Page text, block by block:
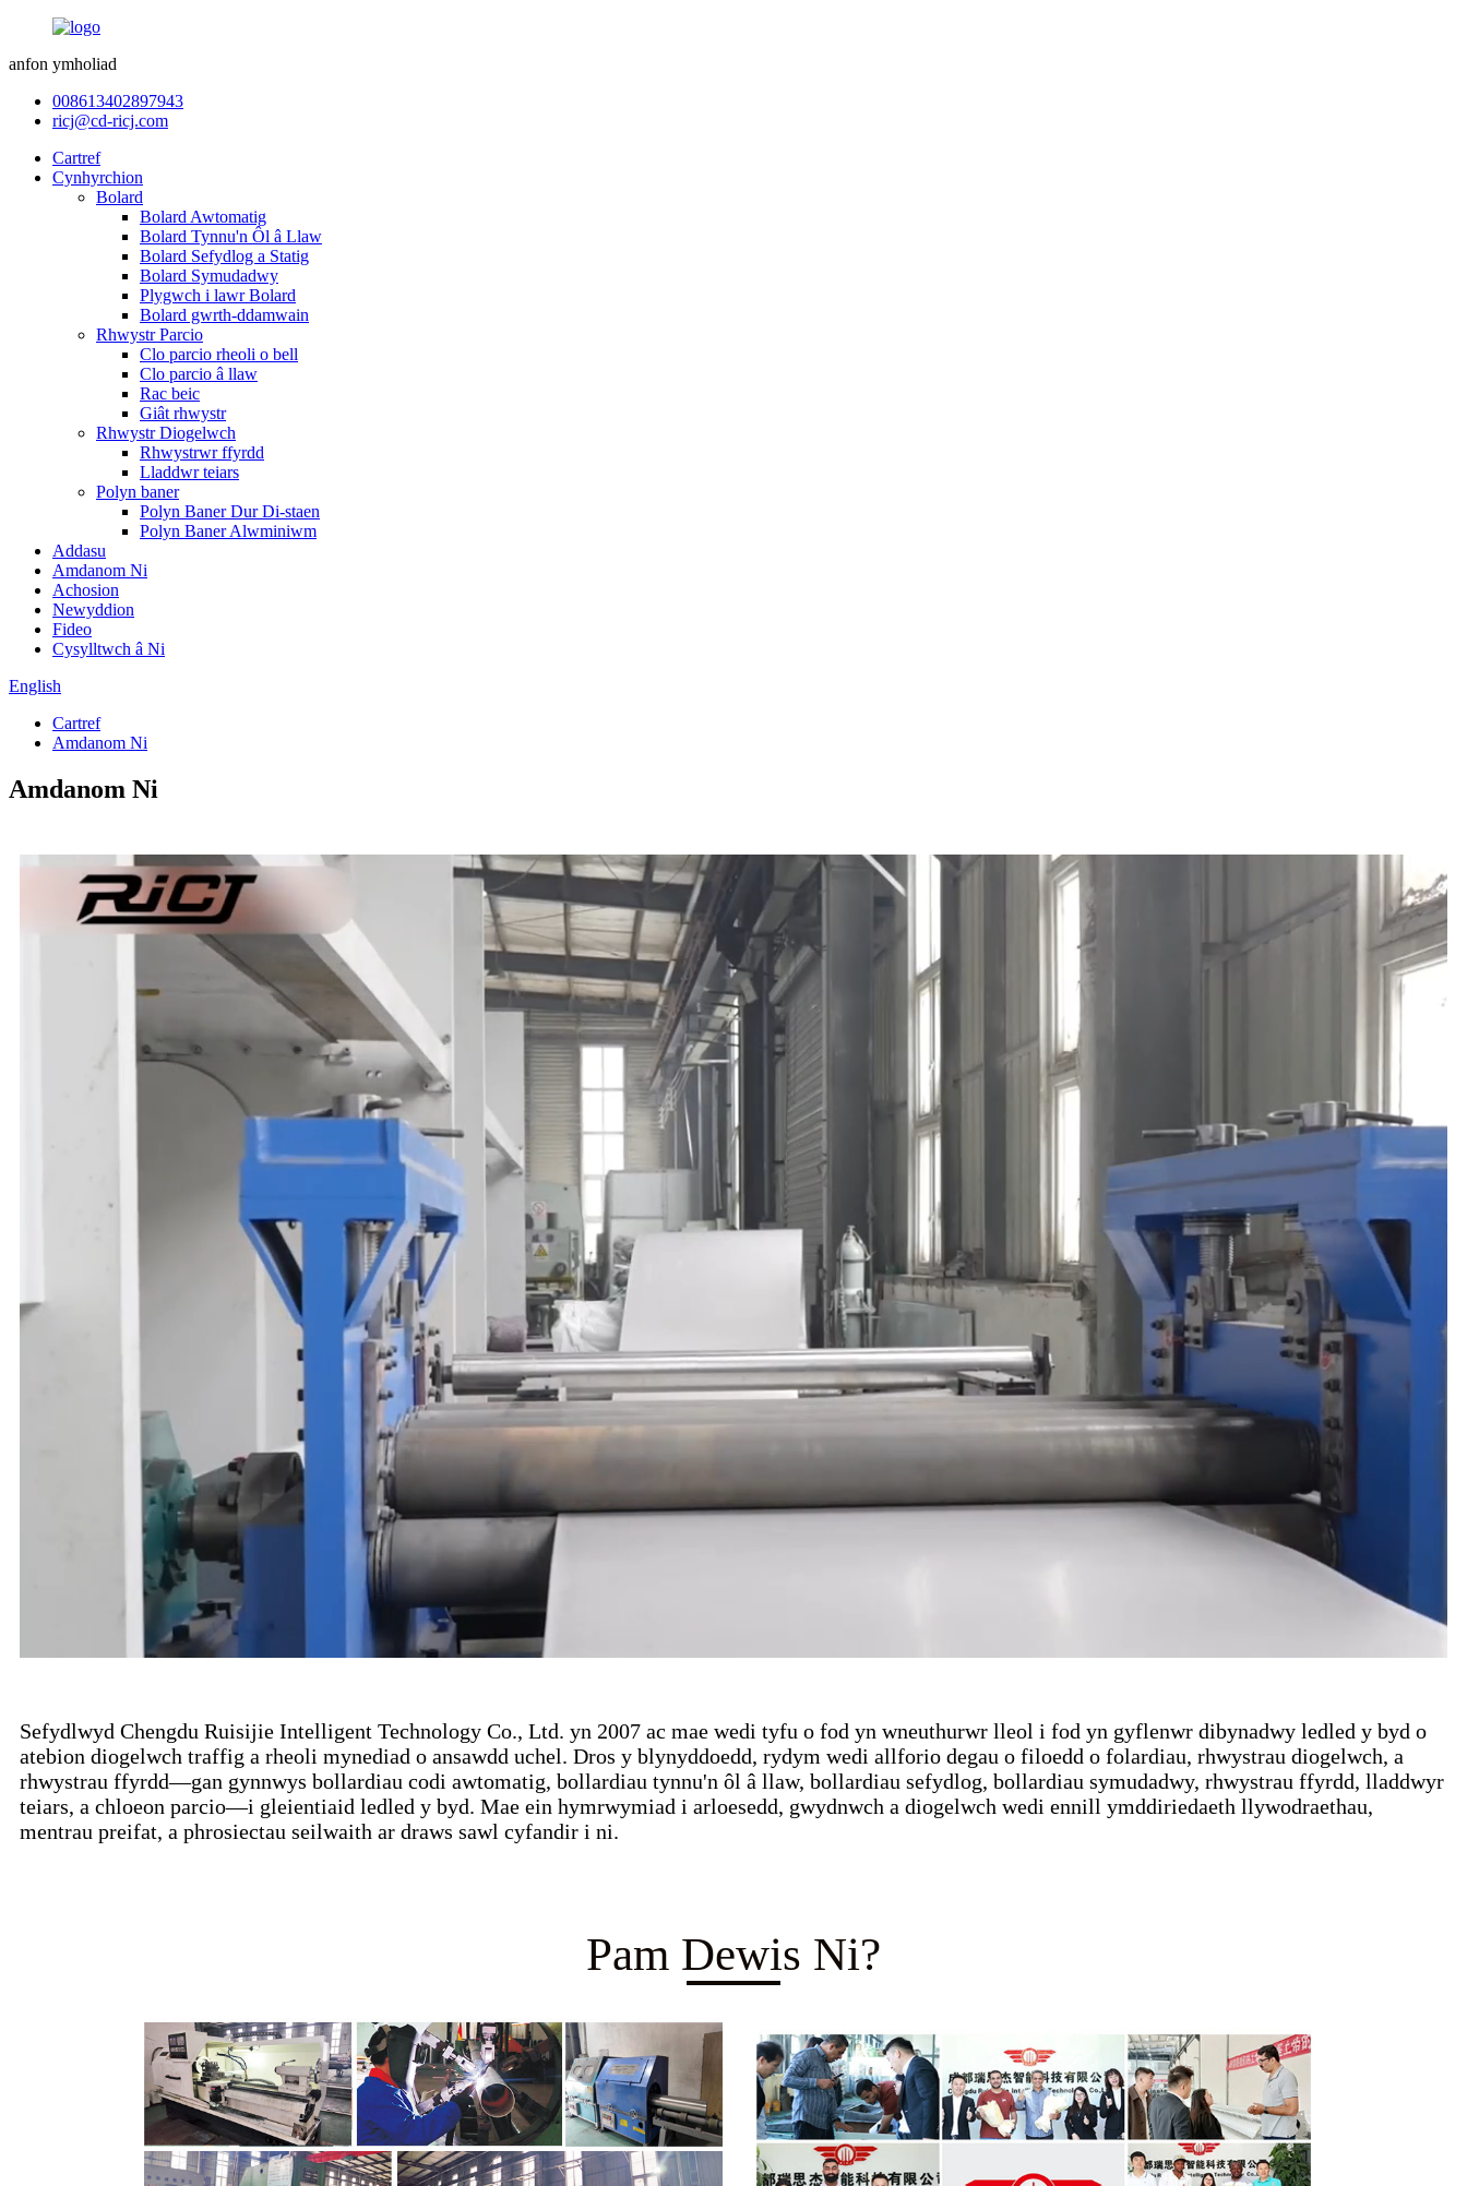
anfon ymholiad
008613402897943
ricj@cd-ricj.com
Cartref
Cynhyrchion
Bolard
Bolard Awtomatig
Bolard Tynnu'n Ôl â Llaw
Bolard Sefydlog a Statig
Bolard Symudadwy
Plygwch i lawr Bolard
Bolard gwrth-ddamwain
Rhwystr Parcio
Clo parcio rheoli o bell
Clo parcio â llaw
Rac beic
Giât rhwystr
Rhwystr Diogelwch
Rhwystrwr ffyrdd
Lladdwr teiars
Polyn baner
Polyn Baner Dur Di-staen
Polyn Baner Alwminiwm
Addasu
Amdanom Ni
Achosion
Newyddion
Fideo
Cysylltwch â Ni
English
Cartref
Amdanom Ni
Amdanom Ni
Sefydlwyd Chengdu Ruisijie Intelligent Technology Co., Ltd. yn 2007 ac mae wedi tyfu o fod yn wneuthurwr lleol i fod yn gyflenwr dibynadwy ledled y byd o
atebion diogelwch traffig a rheoli mynediad o ansawdd uchel. Dros y blynyddoedd, rydym wedi allforio degau o filoedd o folardiau, rhwystrau diogelwch, a
rhwystrau ffyrdd—gan gynnwys bollardiau codi awtomatig, bollardiau tynnu'n ôl â llaw, bollardiau sefydlog, bollardiau symudadwy, rhwystrau ffyrdd, lladdwyr
teiars, a chloeon parcio—i gleientiaid ledled y byd. Mae ein hymrwymiad i arloesedd, gwydnwch a diogelwch wedi ennill ymddiriedaeth llywodraethau,
mentrau preifat, a phrosiectau seilwaith ar draws sawl cyfandir i ni.
Pam Dewis Ni?